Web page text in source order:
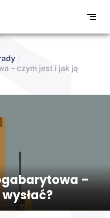
/
– czym jest i jak ją
–